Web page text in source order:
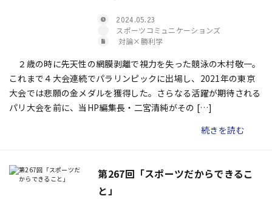
2024.05.23
スポーツコミュニケーションズ
対論×勝利学
２歳の時に先天性の網膜剥離で視力を失った競泳の木村敬一。
これまで４大会連続でパラリンピックに出場し、2021年の東京
大会では悲願の金メダルを獲得した。さらなる活躍が期待される
パリ大会を前に、当HP編集長・二宮清純がその […]
続きを読む
第267回「スポーツだからできるこ
と」